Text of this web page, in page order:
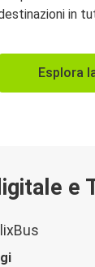
in
Esplora
e